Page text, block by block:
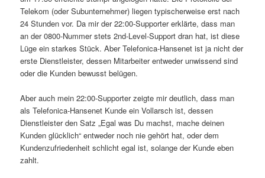
Telekom (oder Subunternehmer) liegen typischerweise erst nach
24 Stunden vor. Da mir der 22:00-Supporter erklärte, dass man
an der 0800-Nummer stets 2nd-Level-Support dran hat, ist diese
Lüge ein starkes Stück. Aber Telefonica-Hansenet ist ja nicht der
erste Dienstleister, dessen Mitarbeiter entweder unwissend sind
oder die Kunden bewusst belügen.
Aber auch mein 22:00-Supporter zeigte mir deutlich, dass man
als Telefonica-Hansenet Kunde ein Vollarsch ist, dessen
Dienstleister den Satz „Egal was Du machst, mache deinen
Kunden glücklich“ entweder noch nie gehört hat, oder dem
Kundenzufriedenheit schlicht egal ist, solange der Kunde eben
zahlt.